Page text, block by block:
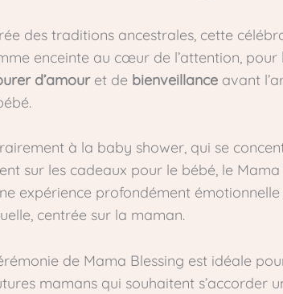
des traditions ancestrales, cette
enceinte au cœur de l’attention, pour
d’amouret de bienveillance avant
à la baby shower, qui se
sur les cadeaux pour le bébé, le Mama
expérience profondément
centrée sur la maman.
de Mama Blessing est idéale
mamans qui souhaitent s’accorder